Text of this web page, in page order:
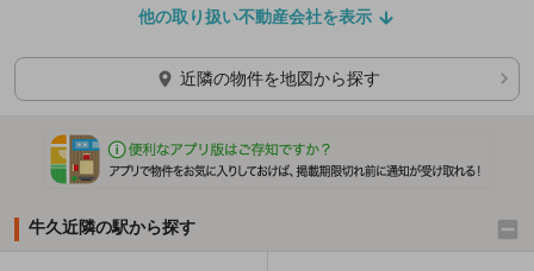
他の取り扱い不動産会社を表示
近隣の物件を地図から探す
牛久近隣の駅から探す